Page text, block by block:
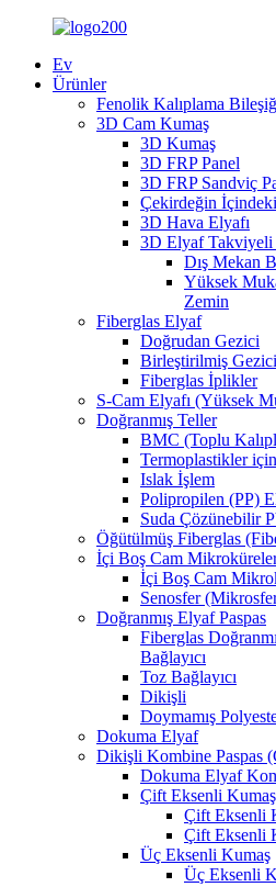
Ev
Ürünler
Fenolik Kalıplama
3D Cam Kumaş
3D Kumaş
3D FRP Panel
3D FRP Sandviç
Çekirdeğin
3D Hava Elyafı
3D Elyaf Takviyeli
Dış Mekan
Yüksek
Zemin
Fiberglas Elyaf
Doğrudan Gezici
Birleştirilmiş Gezici
Fiberglas İplikler
S-Cam Elyafı (Yüksek
Doğranmış Teller
BMC (Toplu
Termoplastikler
Islak İşlem
Polipropilen (PP)
Suda Çözünebilir
Öğütülmüş Fiberglas
İçi Boş Cam
İçi Boş Cam
Senosfer
Doğranmış Elyaf Paspas
Fiberglas
Bağlayıcı
Toz Bağlayıcı
Dikişli
Doymamış
Dokuma Elyaf
Dikişli Kombine Paspas
Dokuma Elyaf
Çift Eksenli Kumaş
Çift Eksenli
Çift Eksenli
Üç Eksenli Kumaş
Üç Eksenli